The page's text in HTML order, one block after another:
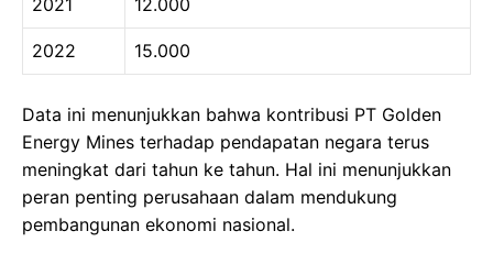
2021 12.000
2022 15.000
Data ini menunjukkan bahwa kontribusi PT Golden
Energy Mines terhadap pendapatan negara terus
meningkat dari tahun ke tahun. Hal ini menunjukkan
peran penting perusahaan dalam mendukung
pembangunan ekonomi nasional.